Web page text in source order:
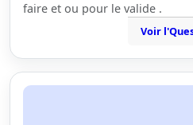
faire et ou pour le valide .
Voir